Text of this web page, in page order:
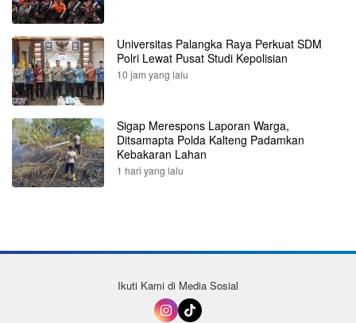
Universitas Palangka Raya Perkuat SDM
Polri Lewat Pusat Studi Kepolisian
10 jam yang lalu
Sigap Merespons Laporan Warga,
Ditsamapta Polda Kalteng Padamkan
Kebakaran Lahan
1 hari yang lalu
Ikuti Kami di Media Sosial